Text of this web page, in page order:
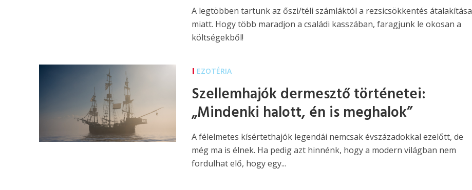
A legtöbben tartunk az őszi/téli számláktól a rezsicsökkentés átalakítása
miatt. Hogy több maradjon a családi kasszában, faragjunk le okosan a
költségekből!
EZOTÉRIA
Szellemhajók dermesztő történetei:
„Mindenki halott, én is meghalok”
A félelmetes kísértethajók legendái nemcsak évszázadokkal ezelőtt, de
még ma is élnek. Ha pedig azt hinnénk, hogy a modern világban nem
fordulhat elő, hogy egy...